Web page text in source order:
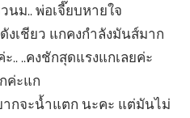
วนม.. พ่อเจี๊ยบหายใจ
งเชียว แกคงกำลังมันส์มาก
.. ..คงชักสุดแรงแกเลยค่ะ
ค่ะแก
ากจะน้ำแตก นะคะ แต่มันไม่